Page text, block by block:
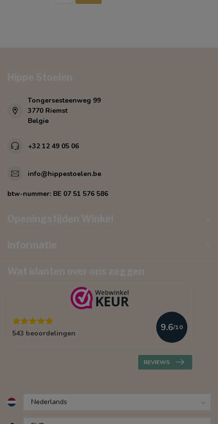
Tongersesteenweg 99
3770 Riemst
Belgie
+32 12 49 05 06
info@hippestoelen.be
btw-nummer: BE 07 51 576 586
543 beoordelingen
9.6/10
REVIEWS